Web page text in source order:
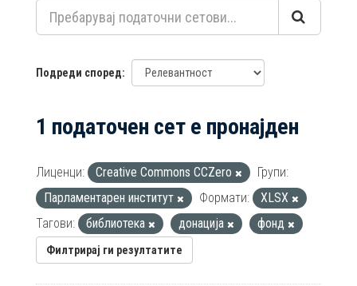
Подреди според
1 податочен сет е пронајден
Лиценци: Creative Commons CCZero
Групи:
Парламентарен институт
Формати:
XLSX
Тагови:
библиотека донација фонд
Филтрирај ги резултатите